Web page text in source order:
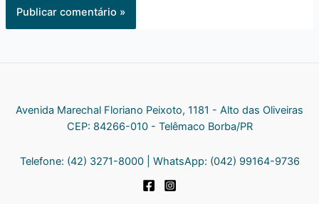
Avenida Marechal Floriano Peixoto, 1181 - Alto das Oliveiras
CEP: 84266-010 - Telêmaco Borba/PR
Telefone: (42) 3271-8000 | WhatsApp: (042) 99164-9736